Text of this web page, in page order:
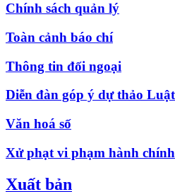
Chính sách quản lý
Toàn cảnh báo chí
Thông tin đối ngoại
Diễn đàn góp ý dự thảo
Văn hoá số
Xử phạt vi phạm hành chính
Xuất bản